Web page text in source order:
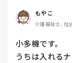
もやこ
介護福祉士, 社
小多機です。
うちは入れる